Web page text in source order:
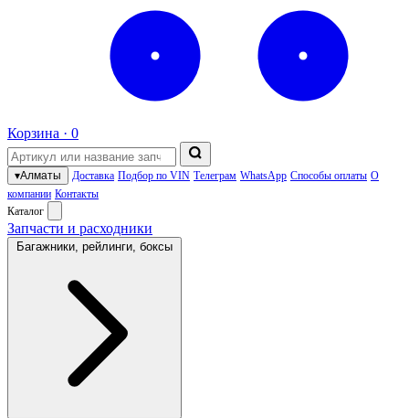
Корзина · 0
▾Алматы Доставка Подбор по VIN Телеграм WhatsApp Способы оплаты О
компании Контакты
Каталог
Запчасти и расходники
Багажники, рейлинги, боксы